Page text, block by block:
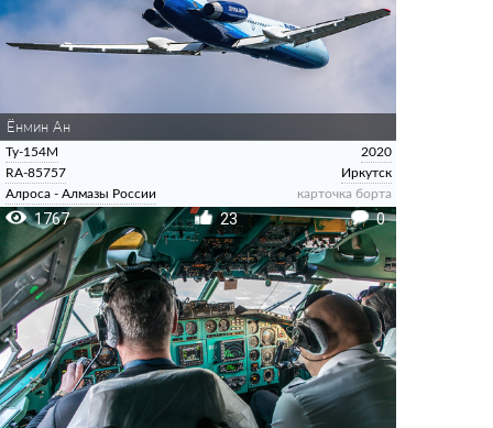
Ёнмин Ан
Ту-154М
RA-85757
Алроса - Алмазы России
2020
Иркутск
карточка борта
1767 23 0